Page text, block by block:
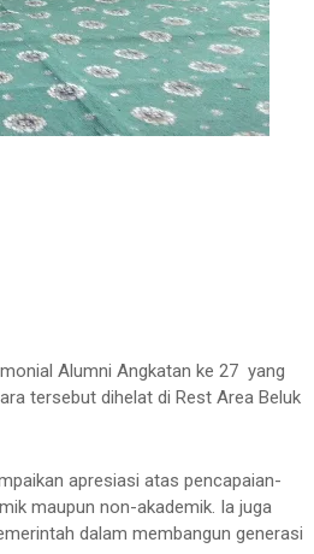
Alumni Angkatan ke 27 yang
tersebut dihelat di Rest Area Beluk
apresiasi atas pencapaian-
maupun non-akademik. Ia juga
dalam membangun generasi